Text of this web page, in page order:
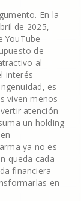
En la
de 2025,
YouTube
de
al
interés
es
viven menos
atención
un holding
ya no es
queda cada
financiera
en